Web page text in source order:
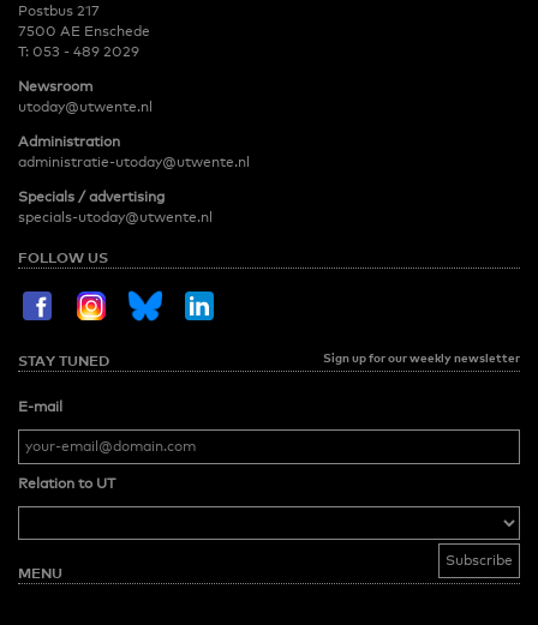
Postbus 217
7500 AE Enschede
T: 053 - 489 2029
Newsroom
utoday@utwente.nl
Administration
administratie-utoday@utwente.nl
Specials / advertising
specials-utoday@utwente.nl
FOLLOW US
STAY TUNED Sign up for our weekly newsletter
E-mail
Relation to UT
MENU